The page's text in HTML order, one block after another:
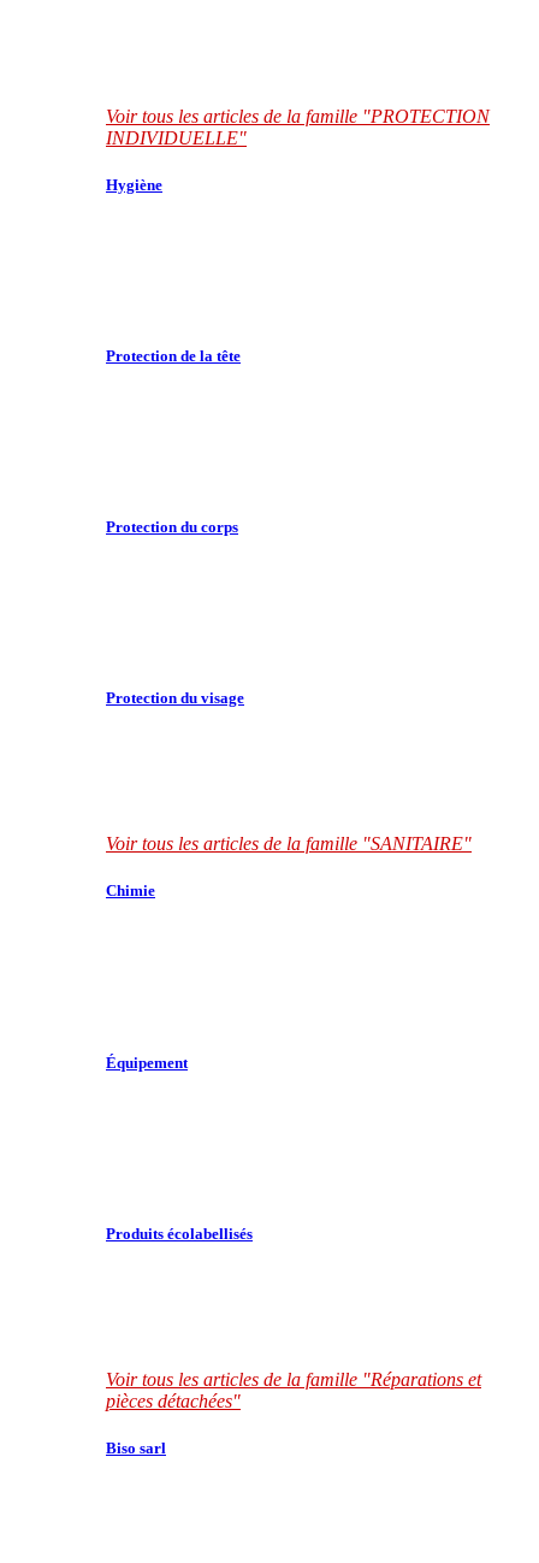
Voir tous les articles de la famille "PROTECTION
INDIVIDUELLE"
Hygiène
Protection de la tête
Protection du corps
Protection du visage
Voir tous les articles de la famille "SANITAIRE"
Chimie
Équipement
Produits écolabellisés
Voir tous les articles de la famille "Réparations et
pièces détachées"
Biso sarl